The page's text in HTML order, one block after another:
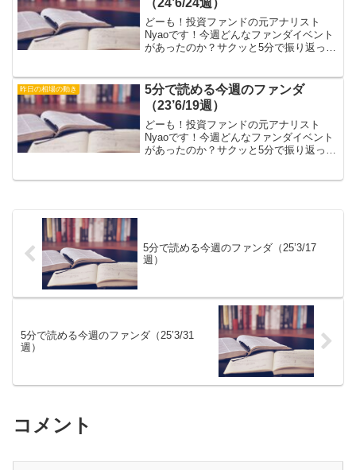
どーも！投資ファンドの元アナリスト
Nyaoです！今週どんなファンダイベント
があったのか？サクッと5分で振り返って
てるけど どうやってトレードに 活か
せばいい...
昨日の相場の動き
5分で読める今週のファンダ
（23’6/19週）
どーも！投資ファンドの元アナリスト
Nyaoです！今週どんなファンダイベント
があったのか？サクッと5分で振り返って
5分で読める今週のファンダ（25’3/17
週）
5分で読める今週のファンダ（25’3/31
週）
コメント